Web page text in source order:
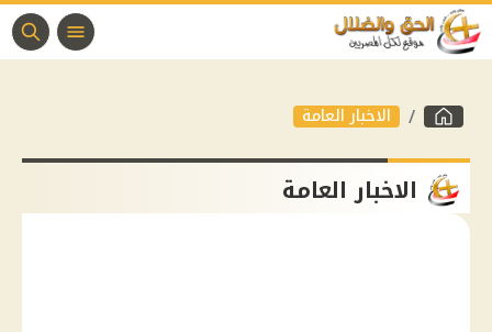
الاخبار العامة
الاخبار العامة